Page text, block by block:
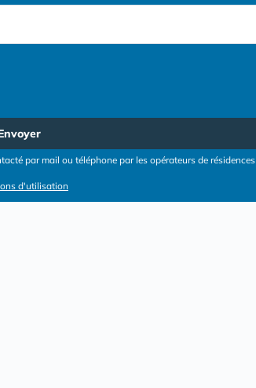
par mail ou téléphone par les opérateurs de résidences
d'utilisation